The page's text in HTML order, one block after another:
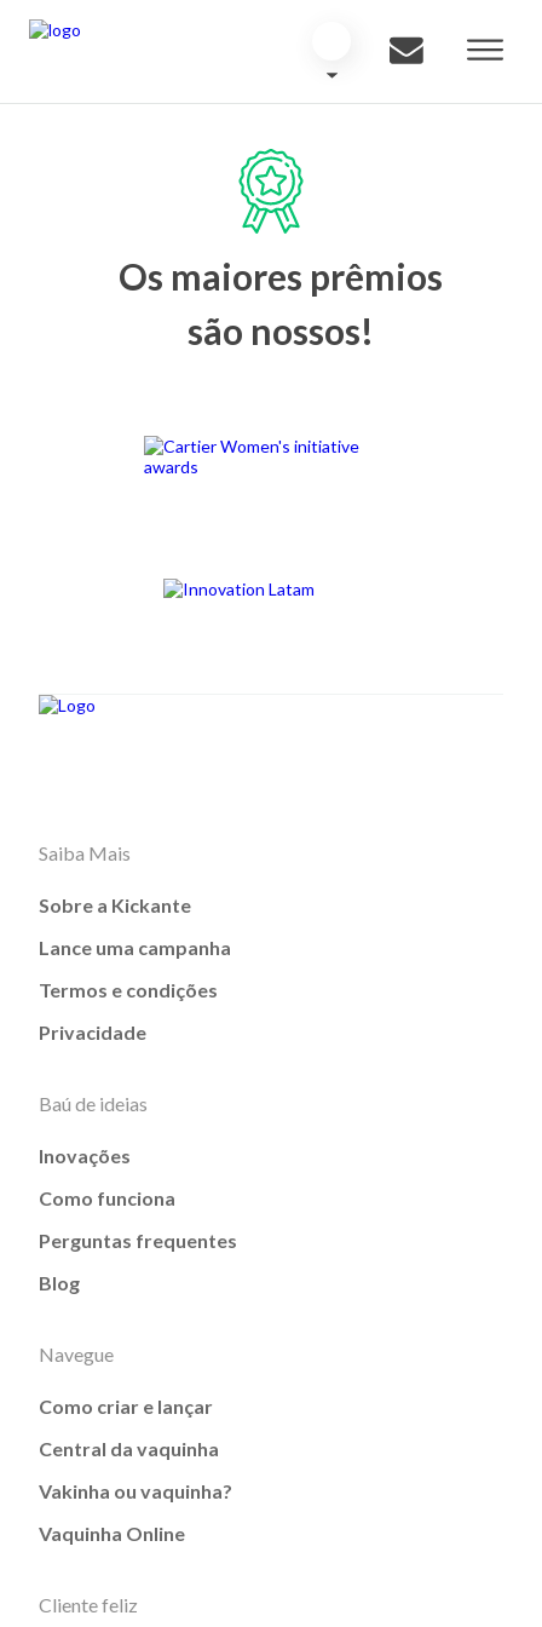
Os maiores prêmios
são nossos!
Saiba Mais
Sobre a Kickante
Lance uma campanha
Termos e condições
Privacidade
Baú de ideias
Inovações
Como funciona
Perguntas frequentes
Blog
Navegue
Como criar e lançar
Central da vaquinha
Vakinha ou vaquinha?
Vaquinha Online
Cliente feliz